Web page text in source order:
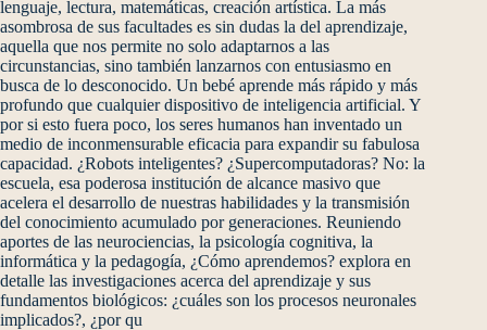
lenguaje, lectura, matemáticas, creación artística. La más
asombrosa de sus facultades es sin dudas la del aprendizaje,
aquella que nos permite no solo adaptarnos a las
circunstancias, sino también lanzarnos con entusiasmo en
busca de lo desconocido. Un bebé aprende más rápido y más
profundo que cualquier dispositivo de inteligencia artificial. Y
por si esto fuera poco, los seres humanos han inventado un
medio de inconmensurable eficacia para expandir su fabulosa
capacidad. ¿Robots inteligentes? ¿Supercomputadoras? No: la
escuela, esa poderosa institución de alcance masivo que
acelera el desarrollo de nuestras habilidades y la transmisión
del conocimiento acumulado por generaciones. Reuniendo
aportes de las neurociencias, la psicología cognitiva, la
informática y la pedagogía, ¿Cómo aprendemos? explora en
detalle las investigaciones acerca del aprendizaje y sus
fundamentos biológicos: ¿cuáles son los procesos neuronales
implicados?, ¿por qu